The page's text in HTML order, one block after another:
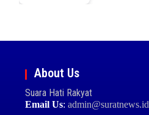
About Us
Suara Hati Rakyat
Email Us:admin@suratnews.id